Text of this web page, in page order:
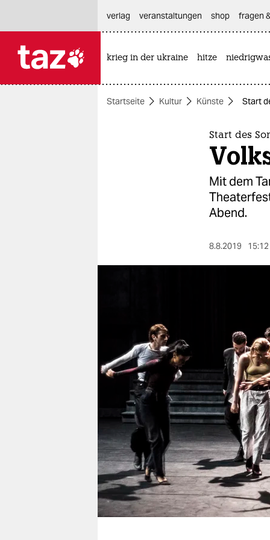
themen
wahrheit
verlag
verlag
veranstaltungen
shop
fragen & hilfe
unterstützen
abo
genossenschaft
verlag
veranstaltungen shop fragen
krieg in der ukraine hitze
Startseite Kultur Künste Start
Start des
Mit dem
Abend.
8.8.2019